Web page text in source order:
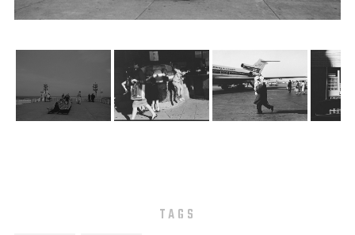
TAGS